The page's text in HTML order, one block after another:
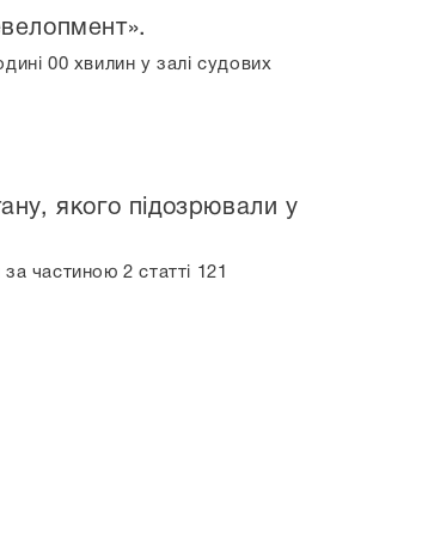
00 хвилин у залі судових
якого підозрювали у
частиною 2 статті 121